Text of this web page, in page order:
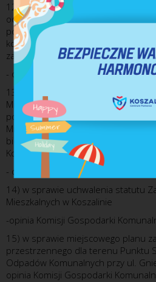
12) w sprawie ustalenia stawki
odpadami komunalnymi za
pojemności, przeznaczony do
komunalnych powstałych na
zamieszkują mieszkańcy, a
- opinia Komisji Gospodarki
13) w sprawie wyrażenia zgody na
Miasto Koszalin porozumienia
powierzenia Gminie Miasto Koszalin
Miasta Kołobrzeg dotyczącego
biodegradowalnych pochodzących z
Kołobrzeg
- opinia Komisji Gospodarki
14) w sprawie uchwalenia statutu
Mieszkalnych w Koszalinie
-opinia Komisji Gospodarki
15) w sprawie miejscowego planu
przestrzennego dla terenu Punktu
Odpadów Komunalnych przy ul.
opinia Komisji Gospodarki